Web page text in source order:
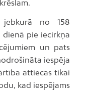
jebkurā no 158
dienā pie iecirkņa
un pats
iespēja
attiecas tikai
kad iespējams